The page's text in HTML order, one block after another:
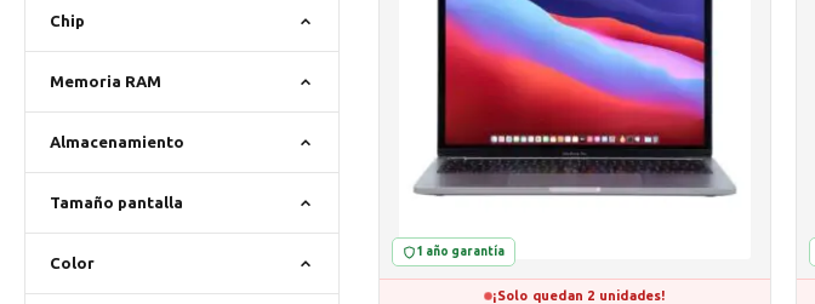
Chip
Memoria RAM
Almacenamiento
Tamaño pantalla
Color
1 año garantía
¡Solo quedan 2 unidades!